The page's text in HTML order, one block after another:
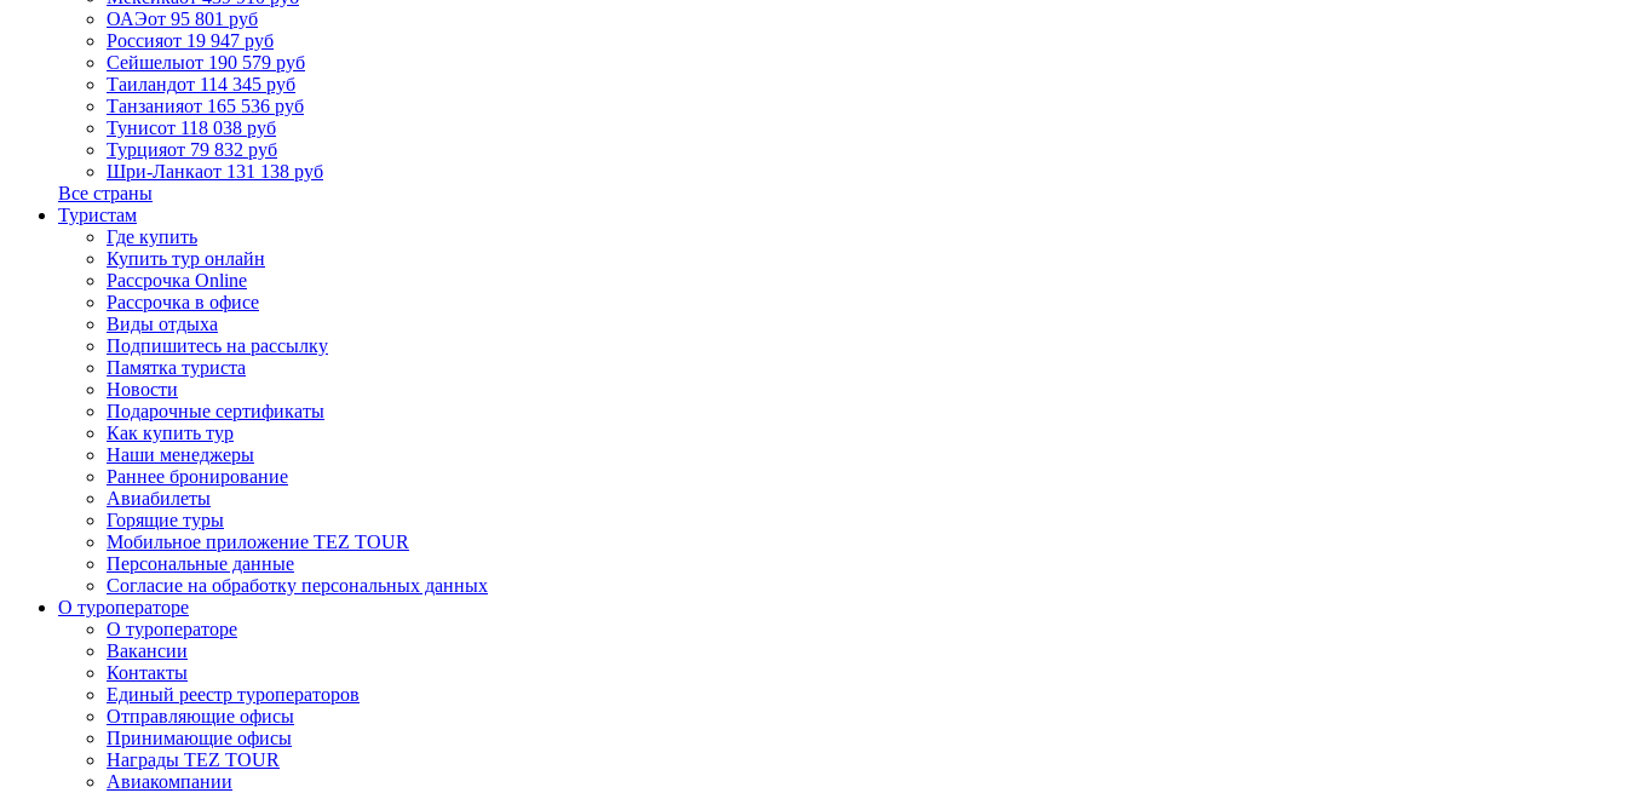
ОАЭот 95 801 руб
Россияот 19 947 руб
Сейшелыот 190 579 руб
Таиландот 114 345 руб
Танзанияот 165 536 руб
Тунисот 118 038 руб
Турцияот 79 832 руб
Шри-Ланкаот 131 138 руб
Все страны
Туристам
Где купить
Купить тур онлайн
Рассрочка Online
Рассрочка в офисе
Виды отдыха
Подпишитесь на рассылку
Памятка туриста
Новости
Подарочные сертификаты
Как купить тур
Наши менеджеры
Раннее бронирование
Авиабилеты
Горящие туры
Мобильное приложение TEZ TOUR
Персональные данные
Согласие на обработку персональных данных
О туроператоре
О туроператоре
Вакансии
Контакты
Единый реестр туроператоров
Отправляющие офисы
Принимающие офисы
Награды TEZ TOUR
Авиакомпании